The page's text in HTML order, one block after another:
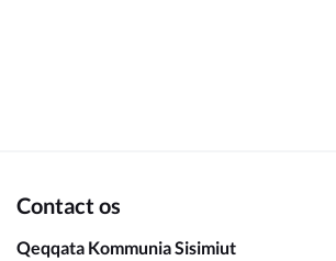
Contact os
Qeqqata Kommunia Sisimiut